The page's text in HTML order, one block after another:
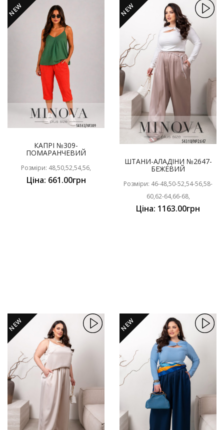
NEW
КАПРІ №309-
ПОМАРАНЧЕВИЙ
Розміри: 48,50,52,54,56,
Ціна: 661.00грн
NEW
ШТАНИ-АЛАДІНИ №2647-
БЕЖЕВИЙ
Розміри: 46-48,50-52,54-56,58-
60,62-64,66-68,
Ціна: 1163.00грн
NEW NEW